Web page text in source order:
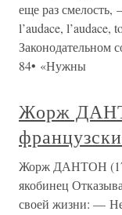
еще раз
l’audace,
Законодательном
84• «Нужны
Жорж
Жорж ДАНТОН
якобинец
своей жизни: —